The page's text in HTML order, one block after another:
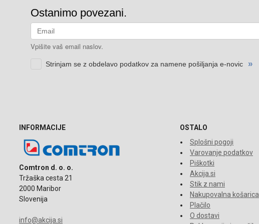
INFORMACIJE
Comtron d. o. o.
Tržaška cesta 21
2000 Maribor
Slovenija
info@akcija.si
OSTALO
Splošni pogoji
Varovanje podatkov
Piškotki
Akcija.si
Stik z nami
Nakupovalna košarica
Plačilo
O dostavi